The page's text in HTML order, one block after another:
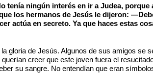
tenía ningún interés en ir a Judea,
los hermanos de Jesús le dijeron:
actúa en secreto. Ya que haces estas
gloria de Jesús. Algunos de sus amigos
creer que este joven fuera el
su sangre. No entendían que eran